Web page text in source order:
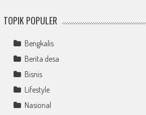
TOPIK POPULER
Bengkalis
Berita desa
Bisnis
Lifestyle
Nasional